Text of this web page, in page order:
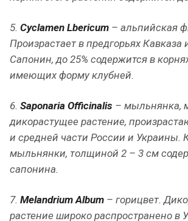
5. Cyclamen Lbericum – альпийская
Произрастает в предгорьях Кавказа
Сапонин, до 25% содержится в
имеющих форму клубней.
6. Saponaria Officinalis – мыльнянка,
дикорастущее растение,
и средней части России и Украины.
мыльнянки, толщиной 2 – 3 см
сапонина.
7. Melandrium Album – горицвет.
растение широко распространено в